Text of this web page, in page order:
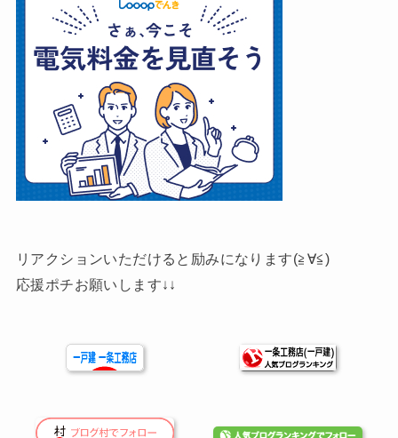
リアクションいただけると励みになります(≧∀≦)
応援ポチお願いします↓↓